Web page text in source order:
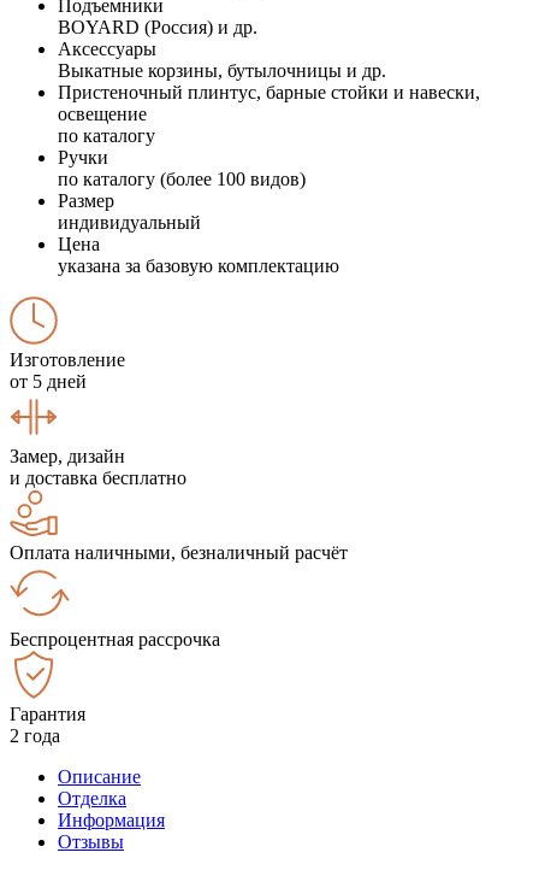
Подъемники
BOYARD (Россия) и др.
Аксессуары
Выкатные корзины, бутылочницы и др.
Пристеночный плинтус, барные стойки и навески,
освещение
по каталогу
Ручки
по каталогу (более 100 видов)
Размер
индивидуальный
Цена
указана за базовую комплектацию
Изготовление
от 5 дней
Замер, дизайн
и доставка бесплатно
Оплата наличными, безналичный расчёт
Беспроцентная рассрочка
Гарантия
2 года
Описание
Отделка
Информация
Отзывы